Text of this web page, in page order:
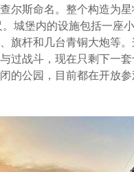
尔斯命名。整个构造为
城堡内的设施包括一座
旗杆和几台青铜大炮等
过战斗，现在只剩下一
的公园，目前都在开放参